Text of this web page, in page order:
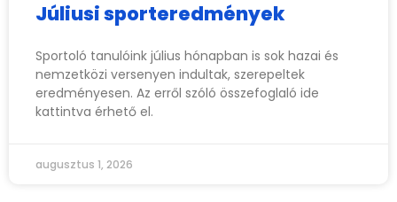
Júliusi sporteredmények
Sportoló tanulóink július hónapban is sok hazai és
nemzetközi versenyen indultak, szerepeltek
eredményesen. Az erről szóló összefoglaló ide
kattintva érhető el.
augusztus 1, 2026